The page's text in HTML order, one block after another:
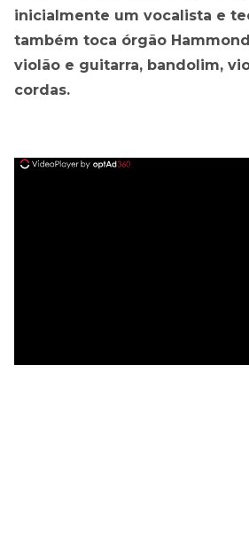
inicialmente um vocalista e
também toca órgão
violão e guitarra, bandolim,
cordas.